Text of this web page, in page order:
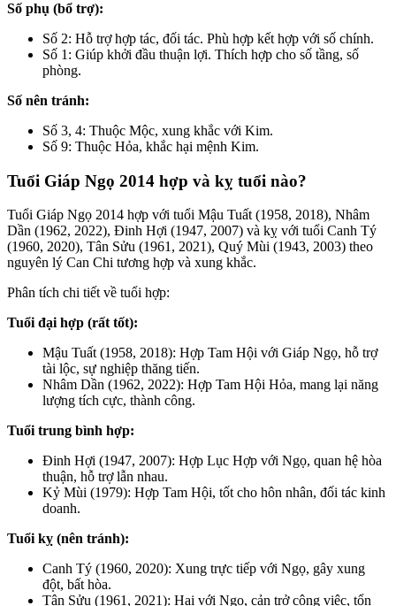
Số phụ (bổ trợ):
Số 2: Hỗ trợ hợp tác, đối tác. Phù hợp kết hợp với số chính.
Số 1: Giúp khởi đầu thuận lợi. Thích hợp cho số tầng, số
phòng.
Số nên tránh:
Số 3, 4: Thuộc Mộc, xung khắc với Kim.
Số 9: Thuộc Hỏa, khắc hại mệnh Kim.
Tuổi Giáp Ngọ 2014 hợp và kỵ tuổi nào?
Tuổi Giáp Ngọ 2014 hợp với tuổi Mậu Tuất (1958, 2018), Nhâm
Dần (1962, 2022), Đinh Hợi (1947, 2007) và kỵ với tuổi Canh Tý
(1960, 2020), Tân Sửu (1961, 2021), Quý Mùi (1943, 2003) theo
nguyên lý Can Chi tương hợp và xung khắc.
Phân tích chi tiết về tuổi hợp:
Tuổi đại hợp (rất tốt):
Mậu Tuất (1958, 2018): Hợp Tam Hội với Giáp Ngọ, hỗ trợ
tài lộc, sự nghiệp thăng tiến.
Nhâm Dần (1962, 2022): Hợp Tam Hội Hỏa, mang lại năng
lượng tích cực, thành công.
Tuổi trung bình hợp:
Đinh Hợi (1947, 2007): Hợp Lục Hợp với Ngọ, quan hệ hòa
thuận, hỗ trợ lẫn nhau.
Kỷ Mùi (1979): Hợp Tam Hội, tốt cho hôn nhân, đối tác kinh
doanh.
Tuổi kỵ (nên tránh):
Canh Tý (1960, 2020): Xung trực tiếp với Ngọ, gây xung
đột, bất hòa.
Tân Sửu (1961, 2021): Hại với Ngọ, cản trở công việc, tổn